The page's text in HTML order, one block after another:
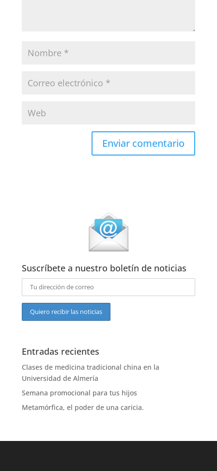
Suscríbete a nuestro boletín de noticias
Entradas recientes
Clases de medicina tradicional china en la
Universidad de Almería
Semana promocional para tus hijos
Metamórfica, el poder de una caricia.